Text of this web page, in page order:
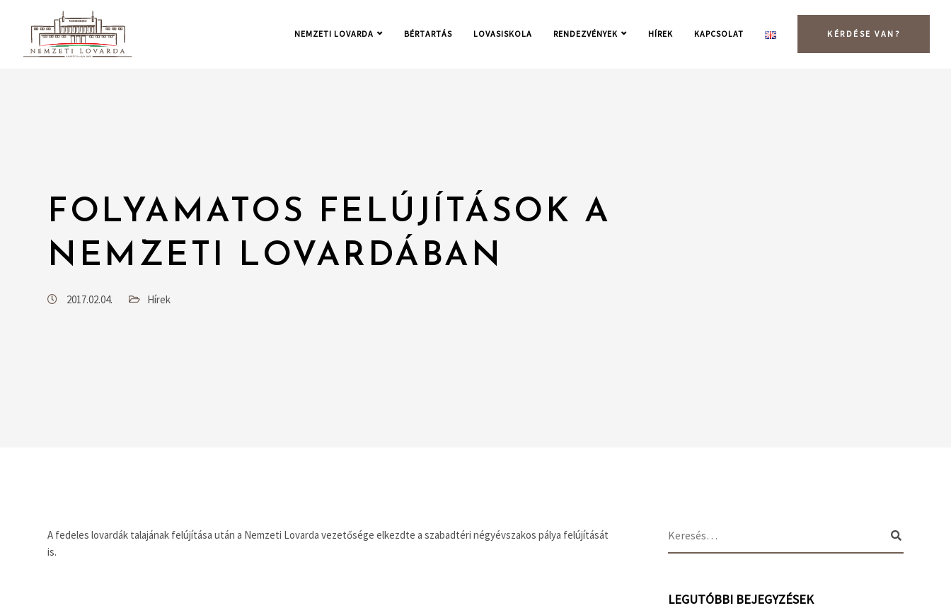
NEMZETI LOVARDA BÉRTARTÁS LOVASISKOLA RENDEZVÉNYEK HÍREK KAPCSOLAT KÉRDÉSE VAN?
FOLYAMATOS FELÚJÍTÁSOK A
NEMZETI LOVARDÁBAN
2017.02.04. Hírek
A fedeles lovardák talajának felújítása után a Nemzeti Lovarda vezetősége elkezdte a szabadtéri négyévszakos pálya felújítását
is.
LEGUTÓBBI BEJEGYZÉSEK